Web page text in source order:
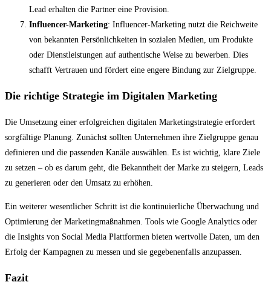
Lead erhalten die Partner eine Provision.
Influencer-Marketing: Influencer-Marketing nutzt die Reichweite
von bekannten Persönlichkeiten in sozialen Medien, um Produkte
oder Dienstleistungen auf authentische Weise zu bewerben. Dies
schafft Vertrauen und fördert eine engere Bindung zur Zielgruppe.
Die richtige Strategie im Digitalen Marketing
Die Umsetzung einer erfolgreichen digitalen Marketingstrategie erfordert
sorgfältige Planung. Zunächst sollten Unternehmen ihre Zielgruppe genau
definieren und die passenden Kanäle auswählen. Es ist wichtig, klare Ziele
zu setzen – ob es darum geht, die Bekanntheit der Marke zu steigern, Leads
zu generieren oder den Umsatz zu erhöhen.
Ein weiterer wesentlicher Schritt ist die kontinuierliche Überwachung und
Optimierung der Marketingmaßnahmen. Tools wie Google Analytics oder
die Insights von Social Media Plattformen bieten wertvolle Daten, um den
Erfolg der Kampagnen zu messen und sie gegebenenfalls anzupassen.
Fazit